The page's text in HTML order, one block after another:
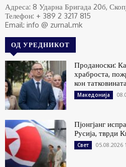
Адреса: 8 Ударна Бригада 20б,
Телефон: + 389 2 3217 815
Email: info @ zurnal.mk
ОД УРЕДНИКОТ
Проданоски:
храброста,
кон татковината
Македонија
Пјонгјанг
Русија, тврди
Свет 05.08.2026